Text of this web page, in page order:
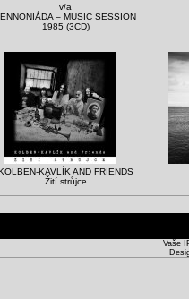
v/a
– MUSIC SESSION
1985 (3CD)
KAVLÍK AND FRIENDS
Žití strůjce
Vaše